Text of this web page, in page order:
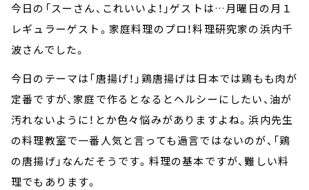
今日の「スーさん、これいいよ！」ゲストは…月曜日の月１
レギュラーゲスト。家庭料理のプロ！料理研究家の浜内千
波さんでした。
今日のテーマは「唐揚げ！」鶏唐揚げは日本では鶏もも肉が
定番ですが、家庭で作るとなるとヘルシーにしたい、油が
汚れないように！とか色々悩みがありますよね。浜内先生
の料理教室で一番人気と言っても過言ではないのが、「鶏
の唐揚げ」なんだそうです。料理の基本ですが、難しい料
理でもあります。